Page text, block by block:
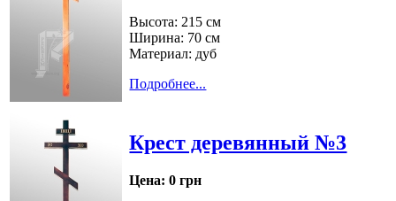
Высота: 215 см
Ширина: 70 см
Материал: дуб
Подробнее...
Крест деревянный №3
Цена: 0 грн